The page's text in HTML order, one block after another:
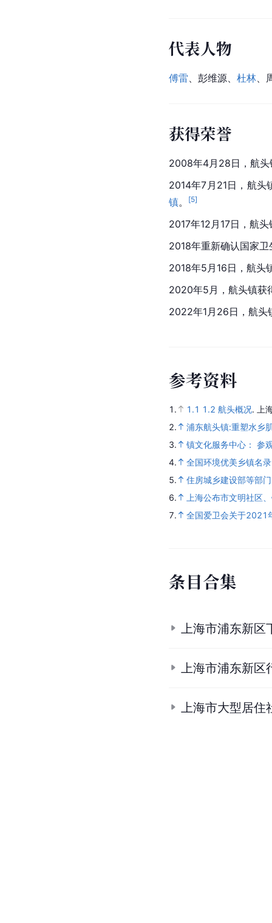
代表人物
傅雷、彭维源、 杜林、
获得荣誉
2008年4月28日，航头
2014年7月21日，航头
镇。 [5]
2017年12月17日，航
2018年重新确认国家
2018年5月16日，航头
2020年5月，航头镇获
2022年1月26日，航头
参考资料
1. 1.1 1.2 航头概况.
上
2.
浦东航头镇:重塑水乡
3.
镇文化服务中心： 参
4.
全国环境优美乡镇名录
5.
住房城乡建设部等部
6.
上海公布市文明社区
7.
全国爱卫会关于2021
条目合集
上海市浦东新区
上海市浦东新区
上海市大型居住